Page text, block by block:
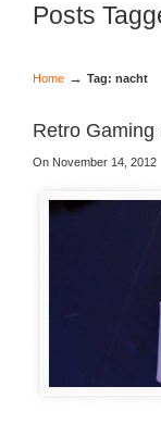
Posts
Home → Tag: nacht
Retro
On November 14, 2012